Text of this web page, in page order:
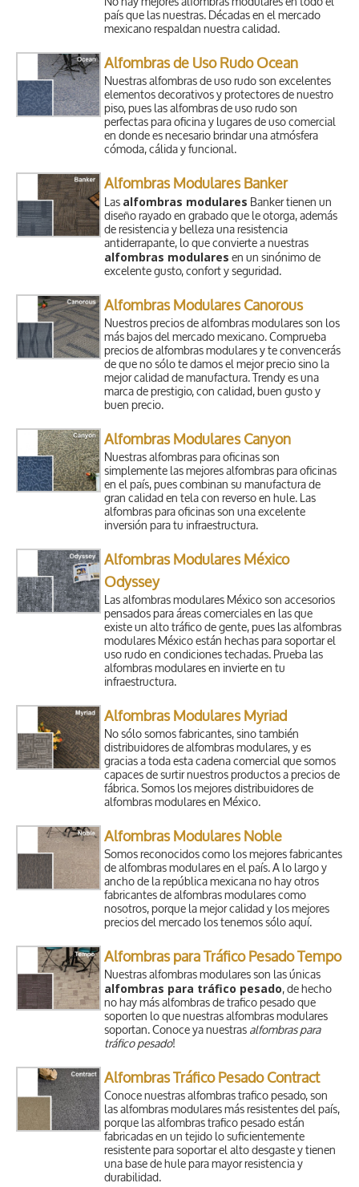
país que las nuestras. Décadas en el mercado
mexicano respaldan nuestra calidad.
Alfombras de Uso Rudo Ocean
Nuestras alfombras de uso rudo son excelentes
elementos decorativos y protectores de nuestro
piso, pues las alfombras de uso rudo son
perfectas para oficina y lugares de uso comercial
en donde es necesario brindar una atmósfera
cómoda, cálida y funcional.
Alfombras Modulares Banker
Las alfombras modulares Banker tienen un
diseño rayado en grabado que le otorga, además
de resistencia y belleza una resistencia
antiderrapante, lo que convierte a nuestras
alfombras modulares en un sinónimo de
excelente gusto, confort y seguridad.
Alfombras Modulares Canorous
Nuestros precios de alfombras modulares son los
más bajos del mercado mexicano. Comprueba
precios de alfombras modulares y te convencerás
de que no sólo te damos el mejor precio sino la
mejor calidad de manufactura. Trendy es una
marca de prestigio, con calidad, buen gusto y
buen precio.
Alfombras Modulares Canyon
Nuestras alfombras para oficinas son
simplemente las mejores alfombras para oficinas
en el país, pues combinan su manufactura de
gran calidad en tela con reverso en hule. Las
alfombras para oficinas son una excelente
inversión para tu infraestructura.
Alfombras Modulares México
Odyssey
Las alfombras modulares México son accesorios
pensados para áreas comerciales en las que
existe un alto tráfico de gente, pues las alfombras
modulares México están hechas para soportar el
uso rudo en condiciones techadas. Prueba las
alfombras modulares en invierte en tu
infraestructura.
Alfombras Modulares Myriad
No sólo somos fabricantes, sino también
distribuidores de alfombras modulares, y es
gracias a toda esta cadena comercial que somos
capaces de surtir nuestros productos a precios de
fábrica. Somos los mejores distribuidores de
alfombras modulares en México.
Alfombras Modulares Noble
Somos reconocidos como los mejores fabricantes
de alfombras modulares en el país. A lo largo y
ancho de la república mexicana no hay otros
fabricantes de alfombras modulares como
nosotros, porque la mejor calidad y los mejores
precios del mercado los tenemos sólo aquí.
Alfombras para Tráfico Pesado Tempo
Nuestras alfombras modulares son las únicas
alfombras para tráfico pesado, de hecho
no hay más alfombras de trafico pesado que
soporten lo que nuestras alfombras modulares
soportan. Conoce ya nuestras alfombras para
tráfico pesado!
Alfombras Tráfico Pesado Contract
Conoce nuestras alfombras trafico pesado, son
las alfombras modulares más resistentes del país,
porque las alfombras trafico pesado están
fabricadas en un tejido lo suficientemente
resistente para soportar el alto desgaste y tienen
una base de hule para mayor resistencia y
durabilidad.